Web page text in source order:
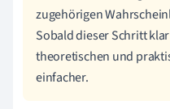
zugehörigen
Sobald dieser Schritt
theoretischen und
einfacher.